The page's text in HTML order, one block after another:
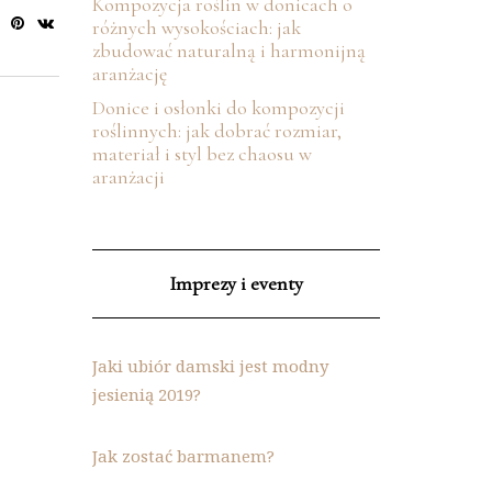
różnych wysokościach: jak
zbudować naturalną i harmonijną
aranżację
Donice i osłonki do kompozycji
roślinnych: jak dobrać rozmiar,
materiał i styl bez chaosu w
aranżacji
Imprezy i eventy
Jaki ubiór damski jest modny
jesienią 2019?
Jak zostać barmanem?